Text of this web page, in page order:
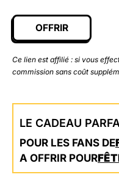
OFFRIR
Ce lien est affilié : si vous
commission sans coût
LE CADEAU
POUR LES FANS DE
A OFFRIR POUR